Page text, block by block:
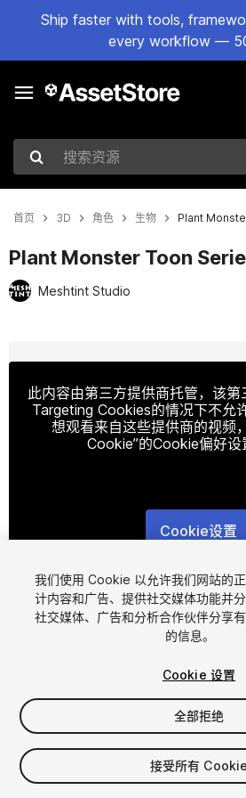
Ship faster with tools,
every workflow —
搜索资源
首页 3D 角色 生物 Plant
Plant Monster Toon
Meshtint Studio
此内容由第三方提供商托管，该
Targeting Cookies的情况下不允
想观看来自这些提供商的视频
Cookie”的Cookie偏好设
Cookie设置
1/3
$8.90
增值税将在结算时计算
我们使用 Cookie 以允许我们网站的
计内容和广告、提供社交媒体功能并
社交媒体、广告和分析合作伙伴分享
的信息。
Cookie 设置
全部拒绝
接受所有 Cookie